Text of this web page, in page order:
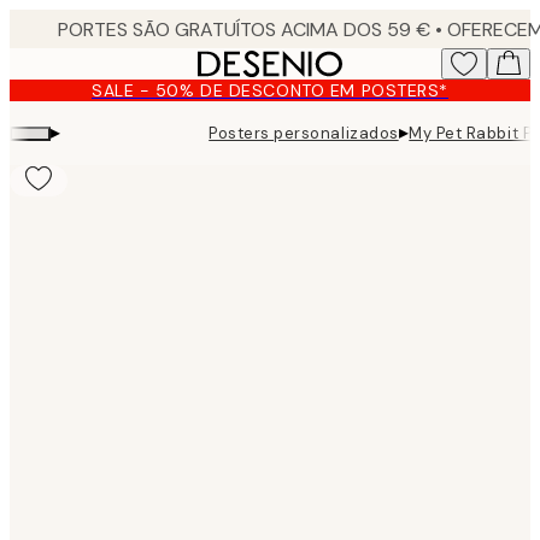
content. SALE - 50% DE DESCONTO EM POSTERS*
▸ Posters personalizados▸My Pet Rabbit